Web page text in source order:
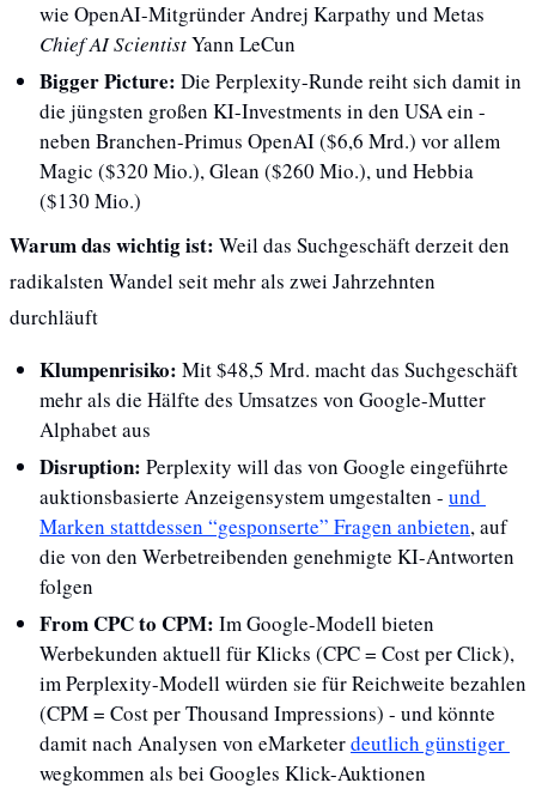
Chief AI Scientist Yann LeCun
Bigger Picture: Die Perplexity-Runde reiht sich damit in
die jüngsten großen KI-Investments in den USA ein -
neben Branchen-Primus OpenAI ($6,6 Mrd.) vor allem
Magic ($320 Mio.), Glean ($260 Mio.), und Hebbia
($130 Mio.)
Warum das wichtig ist: Weil das Suchgeschäft derzeit den
radikalsten Wandel seit mehr als zwei Jahrzehnten
durchläuft
Klumpenrisiko: Mit $48,5 Mrd. macht das Suchgeschäft
mehr als die Hälfte des Umsatzes von Google-Mutter
Alphabet aus
Disruption: Perplexity will das von Google eingeführte
auktionsbasierte Anzeigensystem umgestalten - und
Marken stattdessen “gesponserte” Fragen anbieten, auf
die von den Werbetreibenden genehmigte KI-Antworten
folgen
From CPC to CPM: Im Google-Modell bieten
Werbekunden aktuell für Klicks (CPC = Cost per Click),
im Perplexity-Modell würden sie für Reichweite bezahlen
(CPM = Cost per Thousand Impressions) - und könnte
damit nach Analysen von eMarketer
wegkommen als bei Googles Klick-Auktionen